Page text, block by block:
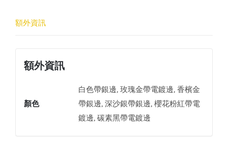
開
LED
額外資訊
額外資訊
顏色
白色帶銀邊, 玫瑰金帶電鍍邊, 香檳金
帶銀邊, 深沙銀帶銀邊, 櫻花粉紅帶電
鍍邊, 碳素黑帶電鍍邊